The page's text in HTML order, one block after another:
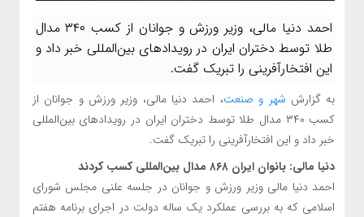
احمد دنیا مالی، وزیر ورزش و جوانان از کسب ۳۴۰ مدال
طلا توسط دختران ایران در رویدادهای بین‌المللی خبر داد و
این افتخارآفرینی را تبریک گفت.
به گزارش شهر و صنعت، احمد دنیا مالی، وزیر ورزش و جوانان از
کسب ۳۴۰ مدال طلا توسط دختران ایران در رویدادهای بین‌المللی
خبر داد و این افتخارآفرینی را تبریک گفت.
دنیا مالی: بانوان ایران ۸۶۸ مدال بین‌المللی کسب کردند
احمد دنیا مالی وزیر ورزش و جوانان در جلسه علنی مجلس شورای
اسلامی که به بررسی عملکرد یک ساله دولت در اجرای برنامه هفتم